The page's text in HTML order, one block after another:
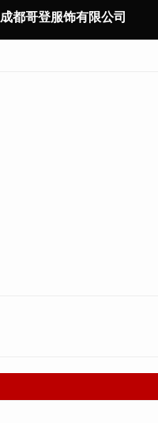
成都哥登服饰有限公司